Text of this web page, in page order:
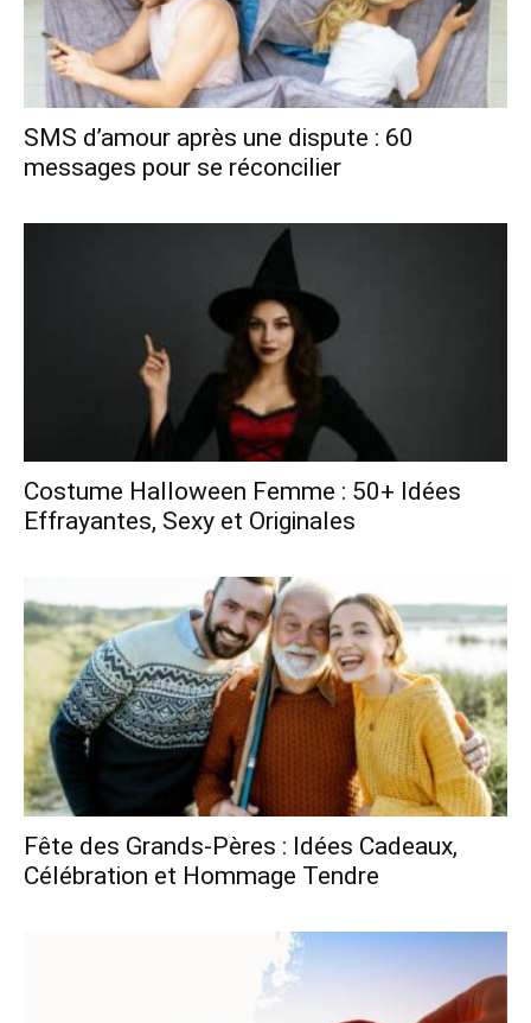
SMS d’amour après une dispute : 60
messages pour se réconcilier
Costume Halloween Femme : 50+ Idées
Effrayantes, Sexy et Originales
Fête des Grands-Pères : Idées Cadeaux,
Célébration et Hommage Tendre